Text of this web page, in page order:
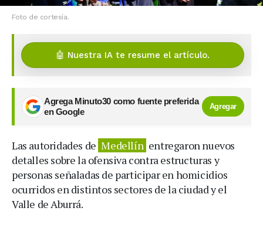
Foto de cortesía.
🤖 Nuestra IA te resume el artículo.
Agrega Minuto30 como fuente preferida
en Google
Agregar
Las autoridades de Medellín entregaron nuevos
detalles sobre la ofensiva contra estructuras y
personas señaladas de participar en homicidios
ocurridos en distintos sectores de la ciudad y el
Valle de Aburrá.